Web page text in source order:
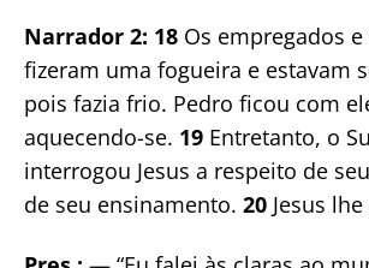
Narrador 2: 18 Os empregados
fizeram uma fogueira e estavam
pois fazia frio. Pedro ficou com
aquecendo-se. 19 Entretanto, o
interrogou Jesus a respeito de
de seu ensinamento. 20 Jesus